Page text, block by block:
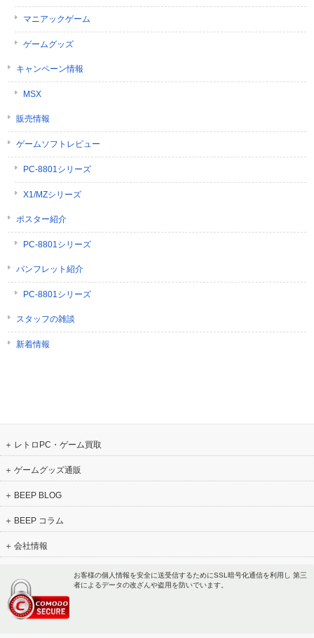
マニアックゲーム
ゲームグッズ
キャンペーン情報
MSX
販売情報
ゲームソフトレビュー
PC-8801シリーズ
X1/MZシリーズ
ポスター紹介
PC-8801シリーズ
パンフレット紹介
PC-8801シリーズ
スタッフの雑談
新着情報
レトロPC・ゲーム買取
ゲームグッズ通販
BEEP BLOG
BEEP コラム
会社情報
お客様の個人情報を安全に送受信するためにSSL暗号化通信を利用し 第三
者によるデータの改ざんや盗用を防いでいます。